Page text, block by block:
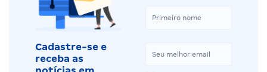
Cadastre-se e
receba as